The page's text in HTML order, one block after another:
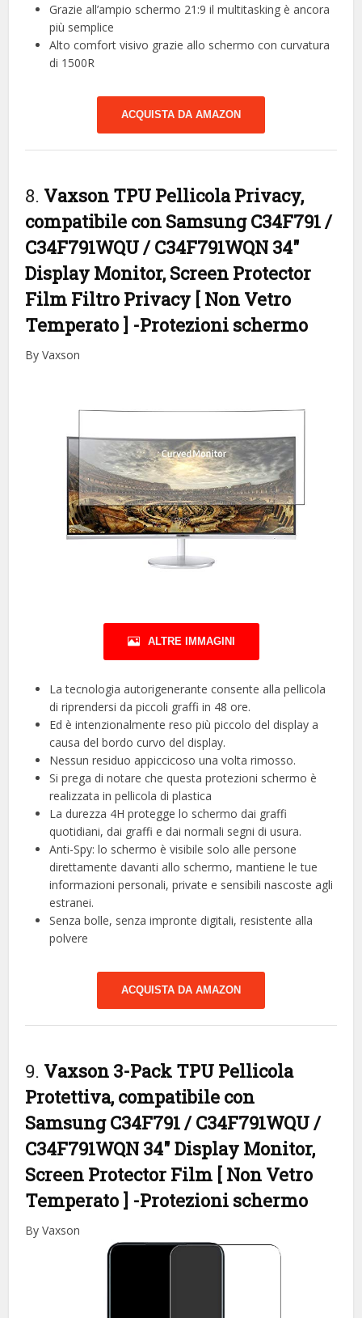
Grazie all’ampio schermo 21:9 il multitasking è ancora
più semplice
Alto comfort visivo grazie allo schermo con curvatura
di 1500R
ACQUISTA DA AMAZON
8. Vaxson TPU Pellicola Privacy,
compatibile con Samsung C34F791 /
C34F791WQU / C34F791WQN 34″
Display Monitor, Screen Protector
Film Filtro Privacy [ Non Vetro
Temperato ] -Protezioni schermo
By Vaxson
ALTRE IMMAGINI
La tecnologia autorigenerante consente alla pellicola
di riprendersi da piccoli graffi in 48 ore.
Ed è intenzionalmente reso più piccolo del display a
causa del bordo curvo del display.
Nessun residuo appiccicoso una volta rimosso.
Si prega di notare che questa protezioni schermo è
realizzata in pellicola di plastica
La durezza 4H protegge lo schermo dai graffi
quotidiani, dai graffi e dai normali segni di usura.
Anti-Spy: lo schermo è visibile solo alle persone
direttamente davanti allo schermo, mantiene le tue
informazioni personali, private e sensibili nascoste agli
estranei.
Senza bolle, senza impronte digitali, resistente alla
polvere
ACQUISTA DA AMAZON
9. Vaxson 3-Pack TPU Pellicola
Protettiva, compatibile con
Samsung C34F791 / C34F791WQU /
C34F791WQN 34″ Display Monitor,
Screen Protector Film [ Non Vetro
Temperato ] -Protezioni schermo
By Vaxson